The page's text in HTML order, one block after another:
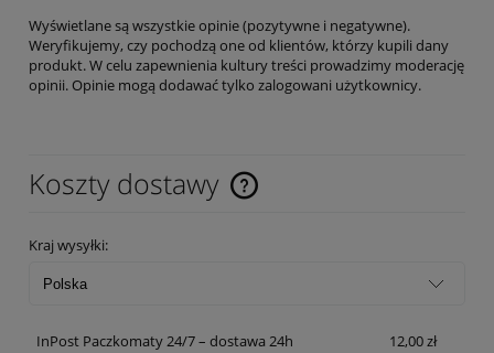
Wyświetlane są wszystkie opinie (pozytywne i negatywne).
Weryfikujemy, czy pochodzą one od klientów, którzy kupili dany
produkt. W celu zapewnienia kultury treści prowadzimy moderację
opinii. Opinie mogą dodawać tylko zalogowani użytkownicy.
Koszty dostawy
Cena nie zawiera ewentualnych kosztów płatności
Kraj wysyłki:
InPost Paczkomaty 24/7 – dostawa 24h 12,00 zł